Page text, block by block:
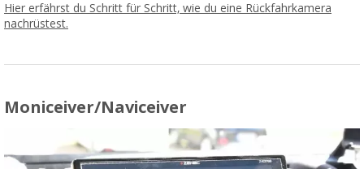
Hier erfährst du Schritt für Schritt, wie du eine Rückfahrkamera
nachrüstest.
Moniceiver/Naviceiver